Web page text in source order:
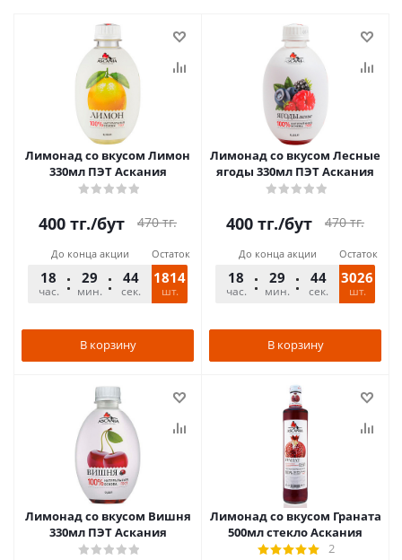
Лимонад со вкусом Лимон
330мл ПЭТ Аскания
400 тг./бут 470тг.
До конца акции
18
час.
29
мин.
44
сек.
Остаток
1814
шт.
В корзину
Лимонад со вкусом Лесные
ягоды 330мл ПЭТ Аскания
400 тг./бут 470тг.
До конца акции
18
час.
29
мин.
44
сек.
Остаток
3026
шт.
В корзину
Лимонад со вкусом Вишня
330мл ПЭТ Аскания
Лимонад со вкусом Граната
500мл стекло Аскания
2